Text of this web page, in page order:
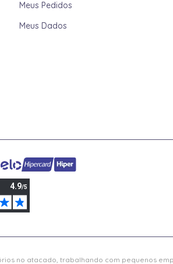
Meus Pedidos
Meus Dados
no atacado, trabalhando com pequenos